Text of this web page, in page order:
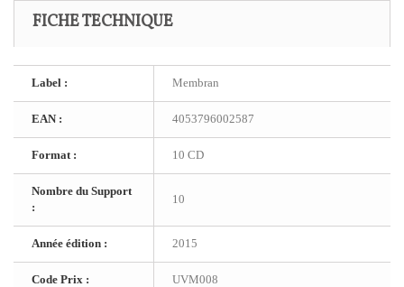
FICHE TECHNIQUE
Label : Membran
EAN : 4053796002587
Format : 10 CD
Nombre du Support
:
10
Année édition : 2015
Code Prix : UVM008